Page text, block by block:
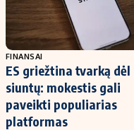
FINANSAI
ES griežtina tvarką dėl
siuntų: mokestis gali
paveikti populiarias
platformas